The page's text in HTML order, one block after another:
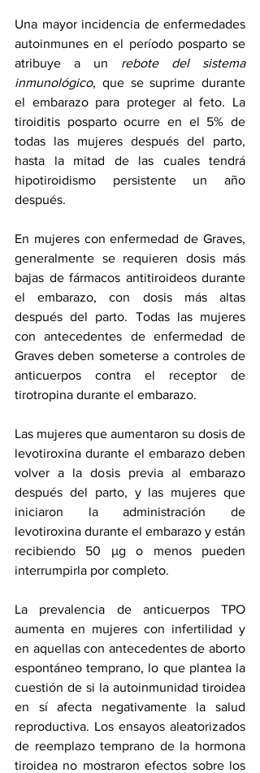
Una mayor incidencia de enfermedades
autoinmunes en el período posparto se
atribuye a un rebote del sistema
inmunológico, que se suprime durante
el embarazo para proteger al feto. La
tiroiditis posparto ocurre en el 5% de
todas las mujeres después del parto,
hasta la mitad de las cuales tendrá
hipotiroidismo persistente un año
después.
En mujeres con enfermedad de Graves,
generalmente se requieren dosis más
bajas de fármacos antitiroideos durante
el embarazo, con dosis más altas
después del parto. Todas las mujeres
con antecedentes de enfermedad de
Graves deben someterse a controles de
anticuerpos contra el receptor de
tirotropina durante el embarazo.
Las mujeres que aumentaron su dosis de
levotiroxina durante el embarazo deben
volver a la dosis previa al embarazo
después del parto, y las mujeres que
iniciaron la administración de
levotiroxina durante el embarazo y están
recibiendo 50 μg o menos pueden
interrumpirla por completo.
La prevalencia de anticuerpos TPO
aumenta en mujeres con infertilidad y
en aquellas con antecedentes de aborto
espontáneo temprano, lo que plantea la
cuestión de si la autoinmunidad tiroidea
en sí afecta negativamente la salud
reproductiva. Los ensayos aleatorizados
de reemplazo temprano de la hormona
tiroidea no mostraron efectos sobre los